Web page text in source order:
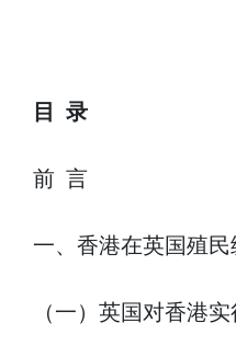
目 录
前 言
一、香港在英国殖民
（一）英国对香港实